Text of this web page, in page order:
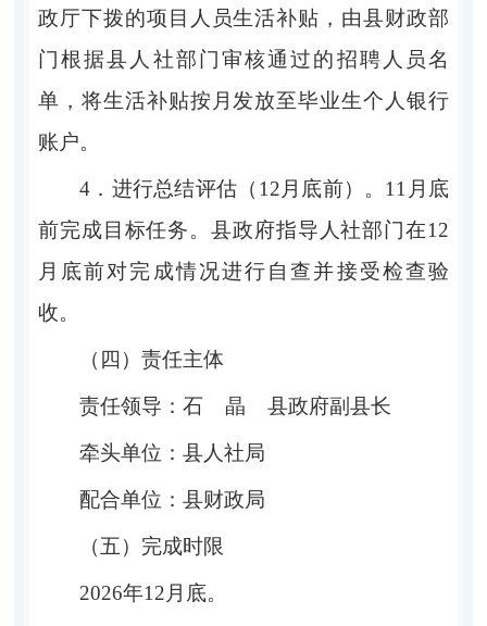
政厅下拨的项目人员生活补贴，由县财政部
门根据县人社部门审核通过的招聘人员名
单，将生活补贴按月发放至毕业生个人银行
账户。
4． 进行总结评估（ 12 月底前）。 11 月底
前完成目标任务。县政府指导人社部门在12
月底前对完成情况进行自查并接受检查验
收。
（四）责任主体
责任领导 ：石 晶 县政府副县长
牵头单位 ：县人社局
配合单位 ： 县财政局
（五）完成时限
2026年12 月底。